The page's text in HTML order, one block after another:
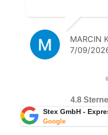
MARCIN
7/09/
4.8 Sterne
Stex GmbH -
Google